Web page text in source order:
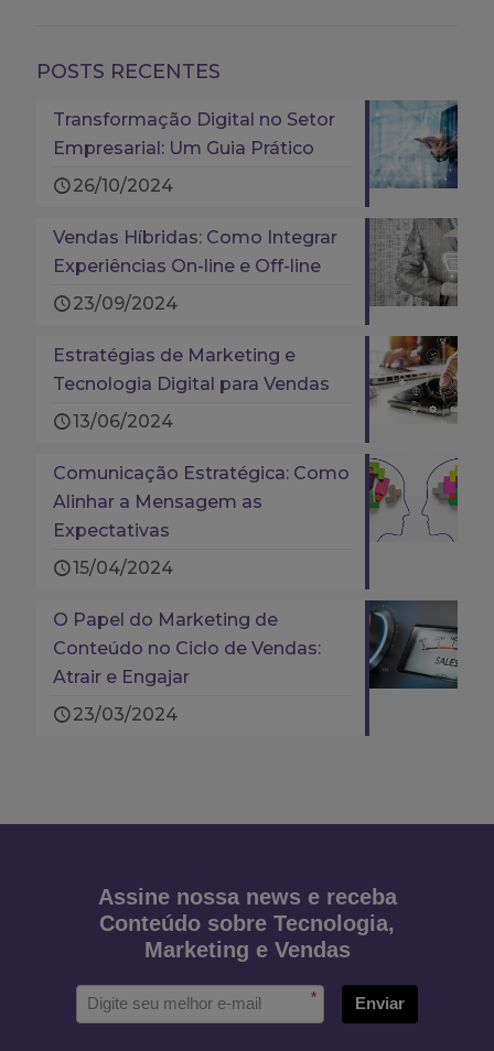
POSTS RECENTES
Transformação Digital no Setor
Empresarial: Um Guia Prático
26/10/2024
Vendas Híbridas: Como Integrar
Experiências On-line e Off-line
23/09/2024
Estratégias de Marketing e
Tecnologia Digital para Vendas
13/06/2024
Comunicação Estratégica: Como
Alinhar a Mensagem as
Expectativas
15/04/2024
O Papel do Marketing de
Conteúdo no Ciclo de Vendas:
Atrair e Engajar
23/03/2024
Assine nossa news e receba
Conteúdo sobre Tecnologia,
Marketing e Vendas
* Enviar